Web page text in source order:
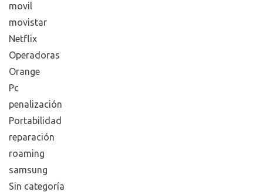
movil
movistar
Netflix
Operadoras
Orange
Pc
penalización
Portabilidad
reparación
roaming
samsung
Sin categoría